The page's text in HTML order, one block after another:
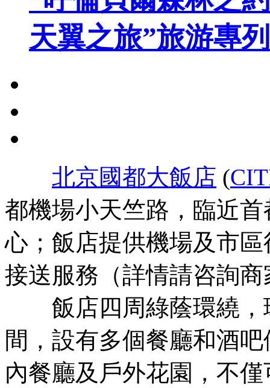
天翼之旅”旅游專
北京國都大飯店 (
都機場小天竺路，臨近
心；飯店提供機場及市
接送服務（詳情請咨詢商
飯店四周綠蔭環繞，
間，設有多個餐廳和酒
內餐廳及戶外花園，不